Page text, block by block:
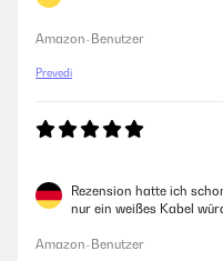
Amazon-Benutzer
Prevedi
Rezension hatte ich
nur ein weißes Kabel
Amazon-Benutzer